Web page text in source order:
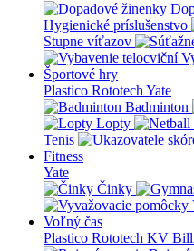
Hygienické príslušenstvo
Stupne víťazov
Športové hry
Plastico Rototech Yate
Badminton
Lopty
Tenis
Fitness
Yate
Činky
Voľný čas
Plastico Rototech KV